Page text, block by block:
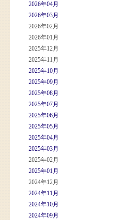
2026年04月
2026年03月
2026年02月
2026年01月
2025年12月
2025年11月
2025年10月
2025年09月
2025年08月
2025年07月
2025年06月
2025年05月
2025年04月
2025年03月
2025年02月
2025年01月
2024年12月
2024年11月
2024年10月
2024年09月